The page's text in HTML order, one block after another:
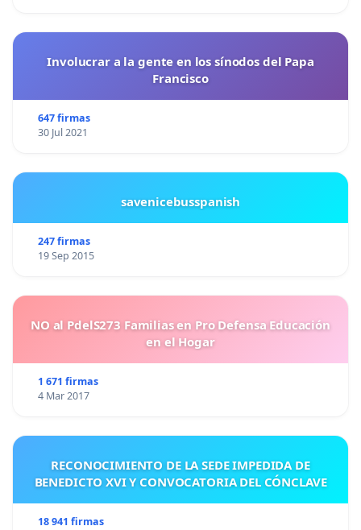
Involucrar a la gente en los sínodos del Papa
Francisco
647 firmas
30 Jul 2021
savenicebusspanish
247 firmas
19 Sep 2015
NO al PdelS273 Familias en Pro Defensa Educación
en el Hogar
1 671 firmas
4 Mar 2017
RECONOCIMIENTO DE LA SEDE IMPEDIDA DE
BENEDICTO XVI Y CONVOCATORIA DEL CÓNCLAVE
18 941 firmas